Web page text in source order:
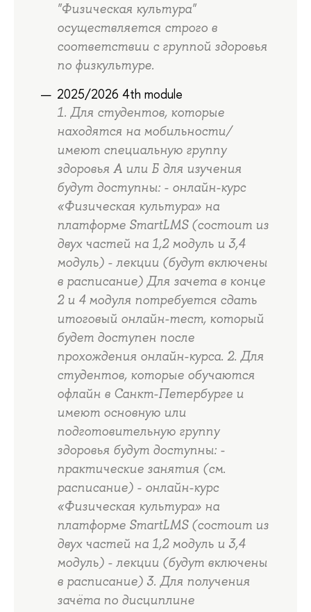
"Физическая культура"
осуществляется строго в
соответствии с группой здоровья
по физкультуре.
2025/2026 4th module
1. Для студентов, которые
находятся на мобильности/
имеют специальную группу
здоровья А или Б для изучения
будут доступны: - онлайн-курс
«Физическая культура» на
платформе SmartLMS (состоит из
двух частей на 1,2 модуль и 3,4
модуль) - лекции (будут включены
в расписание) Для зачета в конце
2 и 4 модуля потребуется сдать
итоговый онлайн-тест, который
будет доступен после
прохождения онлайн-курса. 2. Для
студентов, которые обучаются
офлайн в Санкт-Петербурге и
имеют основную или
подготовительную группу
здоровья будут доступны: -
практические занятия (см.
расписание) - онлайн-курс
«Физическая культура» на
платформе SmartLMS (состоит из
двух частей на 1,2 модуль и 3,4
модуль) - лекции (будут включены
в расписание) 3. Для получения
зачёта по дисциплине